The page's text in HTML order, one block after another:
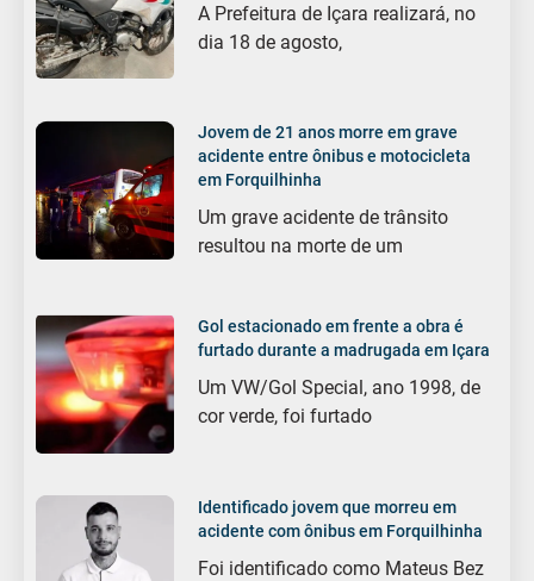
A Prefeitura de Içara realizará, no
dia 18 de agosto,
Jovem de 21 anos morre em grave
acidente entre ônibus e motocicleta
em Forquilhinha
Um grave acidente de trânsito
resultou na morte de um
Gol estacionado em frente a obra é
furtado durante a madrugada em Içara
Um VW/Gol Special, ano 1998, de
cor verde, foi furtado
Identificado jovem que morreu em
acidente com ônibus em Forquilhinha
Foi identificado como Mateus Bez